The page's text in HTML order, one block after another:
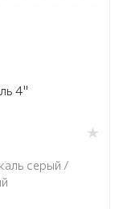
4"
серый /